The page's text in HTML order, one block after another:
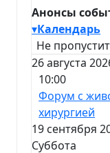
Анонсы
▾Календарь
Не
26 августа
10:00
Форум с
хирургией
19 сентября
Суббота